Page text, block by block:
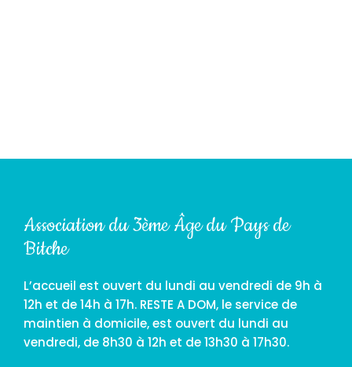
Association du 3ème Âge du Pays de
Bitche
L’accueil est ouvert du lundi au vendredi de 9h à
12h et de 14h à 17h. RESTE A DOM, le service de
maintien à domicile, est ouvert du lundi au
vendredi, de 8h30 à 12h et de 13h30 à 17h30.